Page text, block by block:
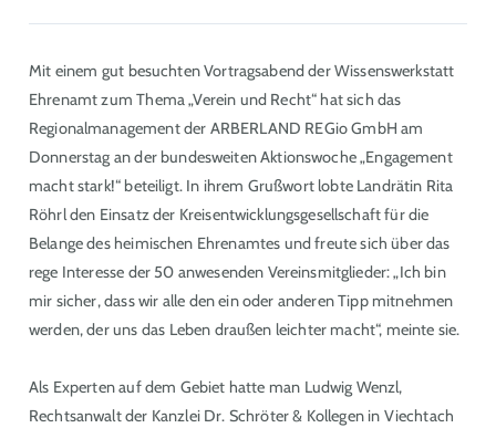
Mit einem gut besuchten Vortragsabend der Wissenswerkstatt
Ehrenamt zum Thema „Verein und Recht“ hat sich das
Regionalmanagement der ARBERLAND REGio GmbH am
Donnerstag an der bundesweiten Aktionswoche „Engagement
macht stark!“ beteiligt. In ihrem Grußwort lobte Landrätin Rita
Röhrl den Einsatz der Kreisentwicklungsgesellschaft für die
Belange des heimischen Ehrenamtes und freute sich über das
rege Interesse der 50 anwesenden Vereinsmitglieder: „Ich bin
mir sicher, dass wir alle den ein oder anderen Tipp mitnehmen
werden, der uns das Leben draußen leichter macht“, meinte sie.
Als Experten auf dem Gebiet hatte man Ludwig Wenzl,
Rechtsanwalt der Kanzlei Dr. Schröter & Kollegen in Viechtach